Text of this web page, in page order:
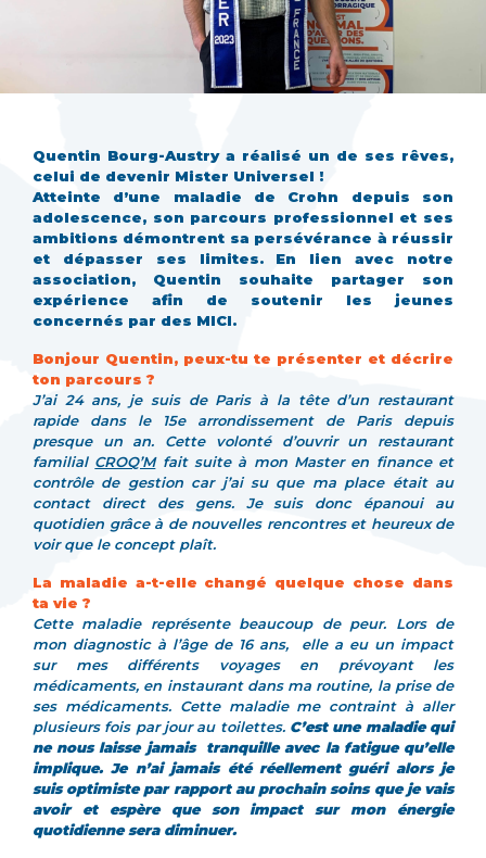
Quentin Bourg-Austry a réalisé un de ses rêves,
celui de devenir Mister Universel !
Atteinte d’une maladie de Crohn depuis son
adolescence, son parcours professionnel et ses
ambitions démontrent sa persévérance à réussir
et dépasser ses limites. En lien avec notre
association, Quentin souhaite partager son
expérience afin de soutenir les jeunes
concernés par des MICI.
Bonjour Quentin, peux-tu te présenter et décrire
ton parcours ?
J’ai 24 ans, je suis de Paris à la tête d’un restaurant
rapide dans le 15e arrondissement de Paris depuis
presque un an. Cette volonté d’ouvrir un restaurant
familial CROQ’Mfait suite à mon Master en finance et
contrôle de gestion car j’ai su que ma place était au
contact direct des gens. Je suis donc épanoui au
quotidien grâce à de nouvelles rencontres et heureux de
voir que le concept plaît.
La maladie a-t-elle changé quelque chose dans
ta vie ?
Cette maladie représente beaucoup de peur. Lors de
mon diagnostic à l’âge de 16 ans, elle a eu un impact
sur mes différents voyages en prévoyant les
médicaments, en instaurant dans ma routine, la prise de
ses médicaments. Cette maladie me contraint à aller
plusieurs fois par jour au toilettes. C’est une maladie qui
ne nous laisse jamais tranquille avec la fatigue qu’elle
implique. Je n’ai jamais été réellement guéri alors je
suis optimiste par rapport au prochain soins que je vais
avoir et espère que son impact sur mon énergie
quotidienne sera diminuer.